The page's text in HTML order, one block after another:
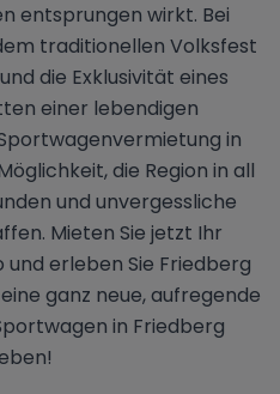
entsprungen wirkt. Bei
traditionellen Volksfest
die Exklusivität eines
einer lebendigen
in
die Region in all
und unvergessliche
Mieten Sie jetzt Ihr
erleben Sie Friedberg
ganz neue, aufregende
in Friedberg